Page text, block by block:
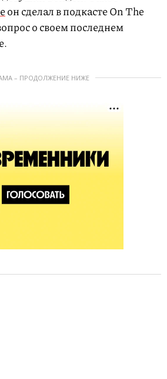
он сделал в подкасте On The
о своем последнем
– ПРОДОЛЖЕНИЕ НИЖЕ